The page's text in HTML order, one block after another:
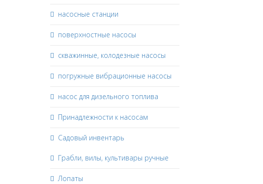
насосные станции
поверхностные насосы
скважинные, колодезные насосы
погружные вибрационные насосы
насос для дизельного топлива
Принадлежности к насосам
Садовый инвентарь
Грабли, вилы, культивары ручные
Лопаты